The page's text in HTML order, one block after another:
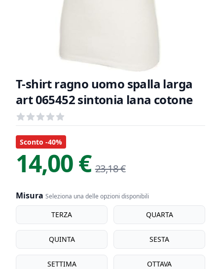
T-shirt ragno uomo spalla larga
art 065452 sintonia lana cotone
Recensioni
out of 5 stars
Informazioni Prodotto
Descrizione riassuntiva
Sconto -40%
14,00 € 23,18 €
Misura Seleziona una delle opzioni disponibili
Misura TERZA QUARTA
QUINTA SESTA
SETTIMA OTTAVA